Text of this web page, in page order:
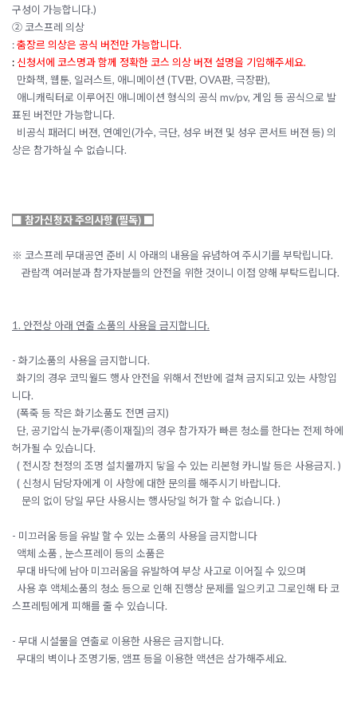
구성이 가능합니다.)
② 코스프레 의상
:춤장르 의상은 공식 버전만 가능합니다.
: 신청서에 코스명과 함께 정확한 코스 의상 버젼 설명을 기입해주세요.
만화책, 웹툰, 일러스트, 애니메이션 (TV판, OVA판, 극장판),
애니캐릭터로 이루어진 애니메이션 형식의 공식 mv/pv, 게임 등 공식으로 발
표된 버전만 가능합니다.
비공식 패러디 버젼, 연예인(가수, 극단, 성우 버젼 및 성우 콘서트 버젼 등) 의
상은 참가하실 수 없습니다.
■ 참가신청자 주의사항 (필독) ■
※ 코스프레 무대공연 준비 시 아래의 내용을 유념하여 주시기를 부탁립니다.
관람객 여러분과 참가자분들의 안전을 위한 것이니 이점 양해 부탁드립니다.
1. 안전상 아래 연출 소품의 사용을 금지합니다.
- 화기소품의 사용을 금지합니다.
화기의 경우 코믹월드 행사 안전을 위해서 전반에 걸쳐 금지되고 있는 사항입
니다.
(폭죽 등 작은 화기소품도 전면 금지)
단, 공기압식 눈가루(종이재질)의 경우 참가자가 빠른 청소를 한다는 전제 하에
허가될 수 있습니다.
( 전시장 천정의 조명 설치물까지 닿을 수 있는 리본형 카니발 등은 사용금지. )
( 신청시 담당자에게 이 사항에 대한 문의를 해주시기 바랍니다.
문의 없이 당일 무단 사용시는 행사당일 허가 할 수 없습니다. )
- 미끄러움 등을 유발 할 수 있는 소품의 사용을 금지합니다
액체 소품 , 눈스프레이 등의 소품은
무대 바닥에 남아 미끄러움을 유발하여 부상 사고로 이어질 수 있으며
사용 후 액체소품의 청소 등으로 인해 진행상 문제를 일으키고 그로인해 타 코
스프레팀에게 피해를 줄 수 있습니다.
- 무대 시설물을 연출로 이용한 사용은 금지합니다.
무대의 벽이나 조명기둥, 앰프 등을 이용한 액션은 삼가해주세요.